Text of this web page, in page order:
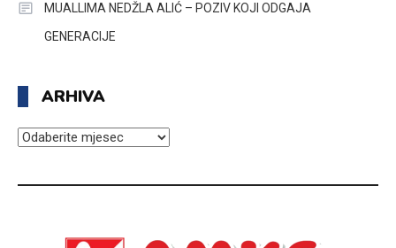
MUALLIMA NEDŽLA ALIĆ – POZIV KOJI ODGAJA
GENERACIJE
ARHIVA
ARHIVA